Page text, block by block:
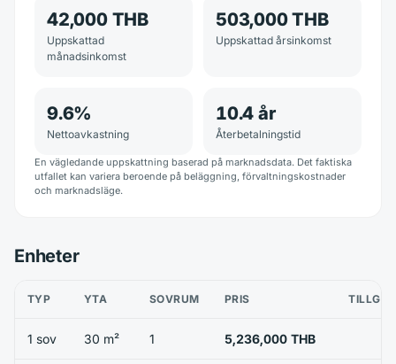
42,000 THB
Uppskattad
månadsinkomst
503,000 THB
Uppskattad årsinkomst
9.6%
Nettoavkastning
10.4 år
Återbetalningstid
En vägledande uppskattning baserad på marknadsdata. Det faktiska
utfallet kan variera beroende på beläggning, förvaltningskostnader
och marknadsläge.
Enheter
TYP YTA SOVRUM PRIS
1 sov 30 m² 1 5,236,000 THB